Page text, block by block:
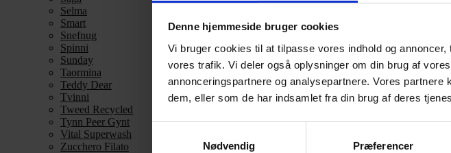
Denne hjemmeside bruger cookies
Vi bruger cookies til at tilpasse vores indhold og
vores trafik. Vi deler også oplysninger om din brug af
annonceringspartnere og analysepartnere. Vores
dem, eller som de har indsamlet fra din brug af deres
Nødvendig
Præferencer
Selma
Smart
Snefnug
Spinni
Sunday
Taormina
Teddy Dear
Tvinni
Tweed Recycled
Tynn Peer Gynt
Vital Superwash
Zucchero Filato